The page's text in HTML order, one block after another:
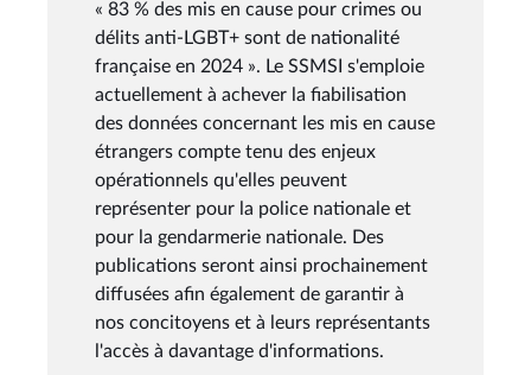
« 83 % des mis en cause pour crimes ou
délits anti-LGBT+ sont de nationalité
française en 2024 ». Le SSMSI s'emploie
actuellement à achever la fiabilisation
des données concernant les mis en cause
étrangers compte tenu des enjeux
opérationnels qu'elles peuvent
représenter pour la police nationale et
pour la gendarmerie nationale. Des
publications seront ainsi prochainement
diffusées afin également de garantir à
nos concitoyens et à leurs représentants
l'accès à davantage d'informations.